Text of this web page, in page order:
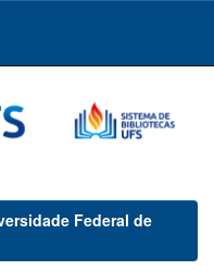
Federal de